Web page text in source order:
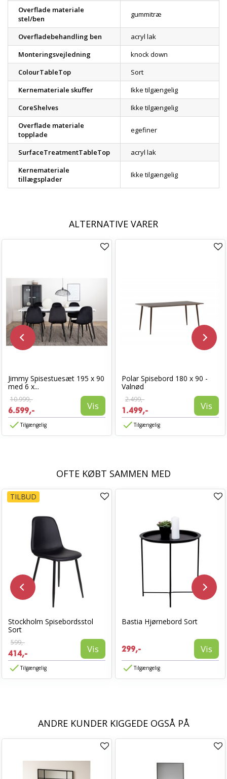
Overflade materiale
stel/ben
gummitræ
Overfladebehandling ben
acryl lak
Monteringsvejledning
knock down
ColourTableTop
Sort
Kernemateriale skuffer
Ikke tilgængelig
CoreShelves
Ikke tilgængelig
Overflade materiale
topplade
egefiner
SurfaceTreatmentTableTop
acryl lak
Kernemateriale
tillægsplader
Ikke tilgængelig
ALTERNATIVE VARER
Jimmy Spisestuesæt 195 x 90
med 6 x...
10.999,-
6.599,- Vis
Tilgængelig
Polar Spisebord 180 x 90 -
Valnød
2.499,-
1.499,- Vis
Tilgængelig
OFTE KØBT SAMMEN MED
TILBUD
Stockholm Spisebordsstol
Sort
599,-
414,- Vis
Tilgængelig
Bastia Hjørnebord Sort
299,- Vis
Tilgængelig
ANDRE KUNDER KIGGEDE OGSÅ PÅ